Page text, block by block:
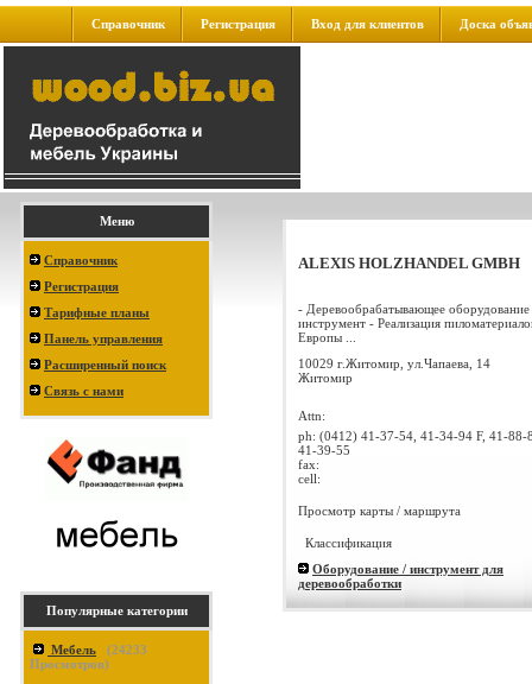
Справочник Регистрация Вход для клиентов Доска
Меню
Справочник
Регистрация
Тарифные планы
Панель управления
Расширенный поиск
Связь с нами
Популярные категории
Мебель (24233
Просмотров)
ALEXIS HOLZHANDEL GMBH
- Деревообрабатывающее оборудование
инструмент - Реализация
Европы ...
10029 г.Житомир, ул.Чапаева, 14
Житомир
Attn:
ph: (0412) 41-37-54, 41-34-94 F, 41-88-
41-39-55
fax:
cell:
Просмотр карты / маршрута
Классификация
Оборудование / инструмент для
деревообработки